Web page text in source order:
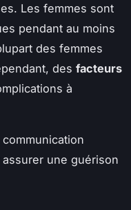
Les femmes sont
pendant au moins
des femmes
des facteurs
à
une guérison